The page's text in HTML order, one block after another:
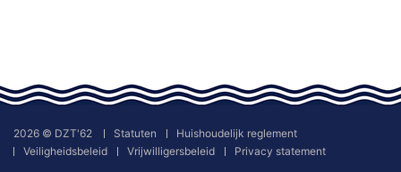
2026 © DZT'62 Statuten
Huishoudelijk reglement
Veiligheidsbeleid
Vrijwilligersbeleid Privacy statement